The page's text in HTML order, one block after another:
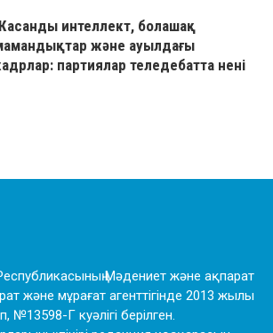
интеллект, болашақ
және ауылдағы
партиялар теледебатта нені
Мәдениет және ақпарат
және мұрағат агенттігінде 2013 жылы
№13598-Г куәлігі берілген.